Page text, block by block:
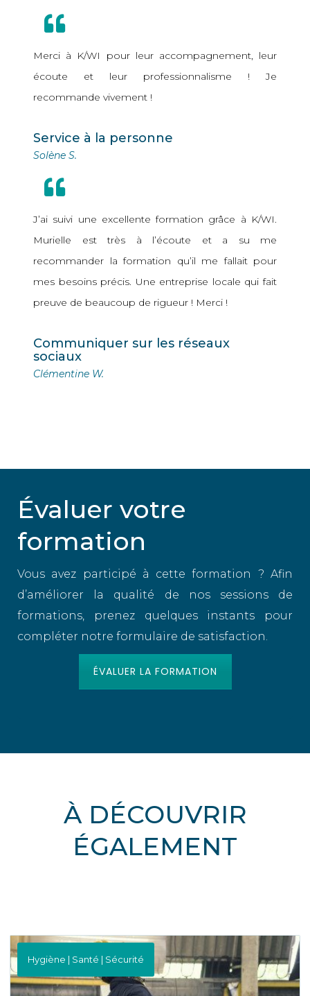
Merci à K/WI pour leur accompagnement, leur
écoute et leur professionnalisme ! Je
recommande vivement !
Service à la personne
Solène S.
J’ai suivi une excellente formation grâce à K/WI.
Murielle est très à l’écoute et a su me
recommander la formation qu’il me fallait pour
mes besoins précis. Une entreprise locale qui fait
preuve de beaucoup de rigueur ! Merci !
Communiquer sur les réseaux
sociaux
Clémentine W.
Évaluer votre
formation
Vous avez participé à cette formation ? Afin
d’améliorer la qualité de nos sessions de
formations, prenez quelques instants pour
compléter notre formulaire de satisfaction.
ÉVALUER LA FORMATION
À DÉCOUVRIR
ÉGALEMENT
Hygiène | Santé | Sécurité